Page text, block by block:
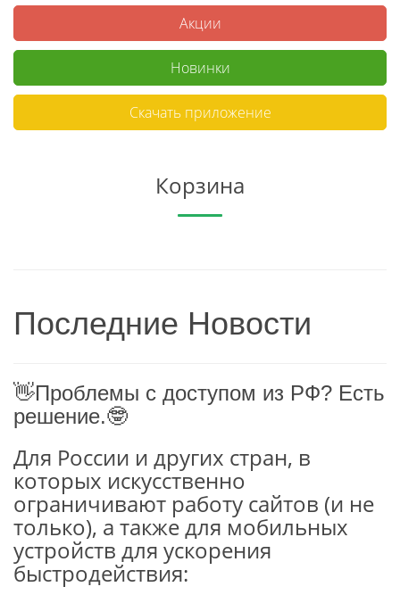
Акции
Новинки
Скачать приложение
Корзина
Последние Новости
👋Проблемы с доступом из РФ? Есть
решение.🤓
Для России и других стран, в
которых искусственно
ограничивают работу сайтов (и не
только), а также для мобильных
устройств для ускорения
быстродействия: